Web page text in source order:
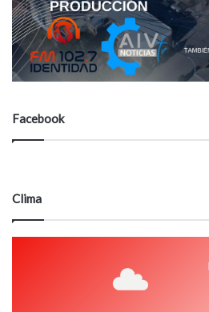
Facebook
Clima